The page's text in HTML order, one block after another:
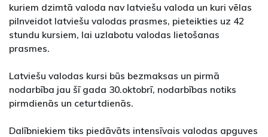
kuriem dzimtā valoda nav latviešu valoda un kuri vēlas
pilnveidot latviešu valodas prasmes, pieteikties uz 42
stundu kursiem, lai uzlabotu valodas lietošanas
prasmes.
Latviešu valodas kursi būs bezmaksas un pirmā
nodarbība jau šī gada 30.oktobrī, nodarbības notiks
pirmdienās un ceturtdienās.
Dalībniekiem tiks piedāvāts intensīvais valodas apguves